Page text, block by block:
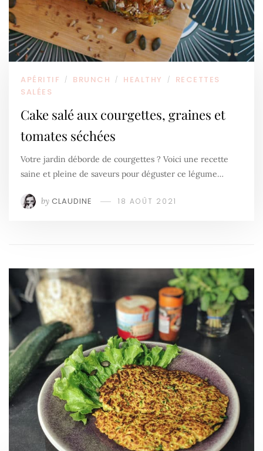
APÉRITIF / BRUNCH / HEALTHY /
RECETTES
SALÉES
Cake salé aux courgettes, graines et
tomates séchées
Votre jardin déborde de courgettes ? Voici une recette
saine et pleine de saveurs pour déguster ce légume…
by CLAUDINE 18 AOÛT 2021